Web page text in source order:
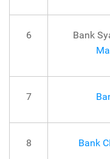
6
Bank
7
8 Bank